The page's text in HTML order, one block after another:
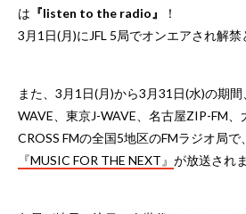
は 『listen to the radio』
！
3月1日(月)にJFL 5局でオンエアされ解禁
また、3月1日(月)から3月31日(水)の期
WAVE、東京J-WAVE、名古屋ZIP-FM、
CROSS FMの全国5地区のFMラジオ局
『MUSIC FOR THE NEXT』 が放送されま